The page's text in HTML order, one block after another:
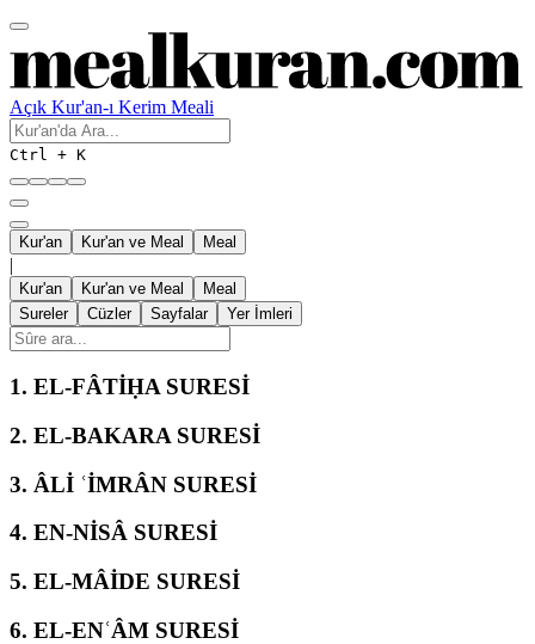
Açık Kur'an-ı Kerim Meali
Ctrl + K
Kur'an Kur'an ve Meal Meal
|
Kur'an Kur'an ve Meal
Meal
Sureler
Cüzler Sayfalar Yer İmleri
1. EL-FÂTİḤA SURESİ
2. EL-BAKARA SURESİ
3. ÂLİ ʿİMRÂN SURESİ
4. EN-NİSÂ SURESİ
5. EL-MÂİDE SURESİ
6. EL-ENʿÂM SURESİ